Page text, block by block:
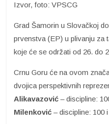
Izvor, foto: VPSCG
Grad Šamorin u Slovačkoj
prvenstva (EP) u plivanju za
koje će se održati od 26. do
Crnu Goru će na ovom
dvojica perspektivnih
Alikavazović – discipline:
Milenković – discipline: 100